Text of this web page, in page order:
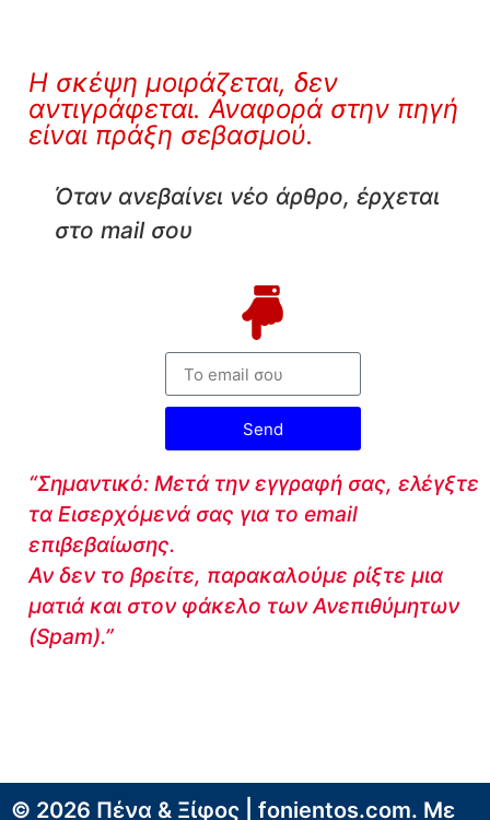
Η σκέψη μοιράζεται, δεν
αντιγράφεται. Αναφορά στην πηγή
είναι πράξη σεβασμού.
Όταν ανεβαίνει νέο άρθρο, έρχεται
στο mail σου
Send
“Σημαντικό: Μετά την εγγραφή σας, ελέγξτε
τα Εισερχόμενά σας για το email
επιβεβαίωσης.
Αν δεν το βρείτε, παρακαλούμε ρίξτε μια
ματιά και στον φάκελο των Ανεπιθύμητων
(Spam).”
© 2026 Πένα & Ξίφος | fonientos.com. Με